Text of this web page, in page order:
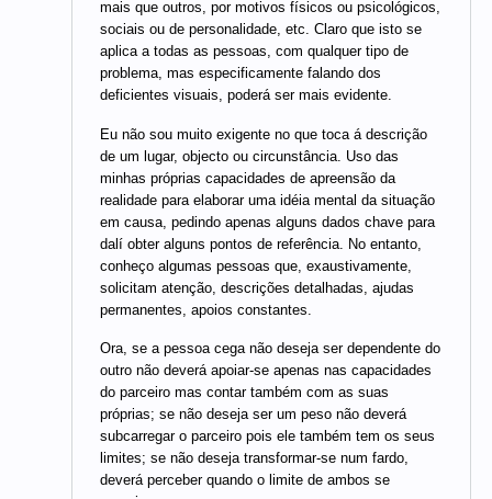
mais que outros, por motivos físicos ou psicológicos,
sociais ou de personalidade, etc. Claro que isto se
aplica a todas as pessoas, com qualquer tipo de
problema, mas especificamente falando dos
deficientes visuais, poderá ser mais evidente.
Eu não sou muito exigente no que toca á descrição
de um lugar, objecto ou circunstância. Uso das
minhas próprias capacidades de apreensão da
realidade para elaborar uma idéia mental da situação
em causa, pedindo apenas alguns dados chave para
dalí obter alguns pontos de referência. No entanto,
conheço algumas pessoas que, exaustivamente,
solicitam atenção, descrições detalhadas, ajudas
permanentes, apoios constantes.
Ora, se a pessoa cega não deseja ser dependente do
outro não deverá apoiar-se apenas nas capacidades
do parceiro mas contar também com as suas
próprias; se não deseja ser um peso não deverá
subcarregar o parceiro pois ele também tem os seus
limites; se não deseja transformar-se num fardo,
deverá perceber quando o limite de ambos se